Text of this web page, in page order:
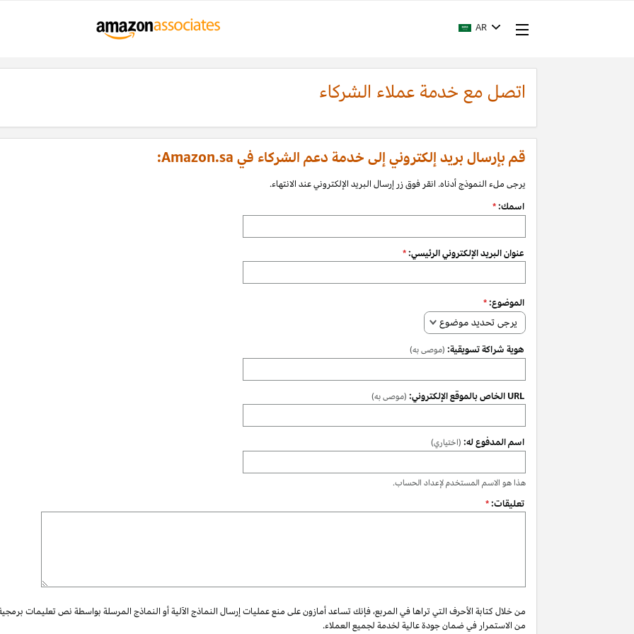
AR
اتصل مع خدمة عملاء الشركاء
قم بإرسال بريد إلكتروني إلى خدمة دعم الشركاء في Amazon.sa:
يرجى ملء النموذج أدناه. انقر فوق زر إرسال البريد الإلكتروني عند الانتهاء.
اسمك:*
عنوان البريد الإلكتروني الرئيسي:*
الموضوع:*
يرجى تحديد موضوع
هوية شراكة تسويقية: (موصى به)
URL الخاص بالموقع الإلكتروني: (موصى به)
اسم المدفوع له: (اختياري)
هذا هو الاسم المستخدم لإعداد الحساب.
تعليقات:*
من خلال كتابة الأحرف التي تراها في المربع، فإنك تساعد أمازون على منع عمليات إرسال النماذج الآلية أو النماذج المرسلة بواسطة نص تعليمات
من الاستمرار في ضمان جودة عالية لخدمة لجميع العملاء.